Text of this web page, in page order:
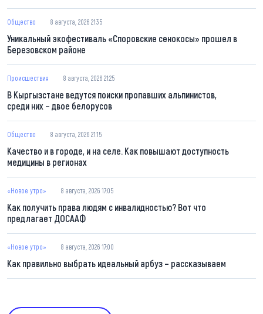
Общество 8 августа, 2026 21:35
Уникальный экофестиваль «Споровские сенокосы» прошел в
Березовском районе
Происшествия 8 августа, 2026 21:25
В Кыргызстане ведутся поиски пропавших альпинистов,
среди них – двое белорусов
Общество 8 августа, 2026 21:15
Качество и в городе, и на селе. Как повышают доступность
медицины в регионах
«Новое утро» 8 августа, 2026 17:05
Как получить права людям с инвалидностью? Вот что
предлагает ДОСААФ
«Новое утро» 8 августа, 2026 17:00
Как правильно выбрать идеальный арбуз – рассказываем